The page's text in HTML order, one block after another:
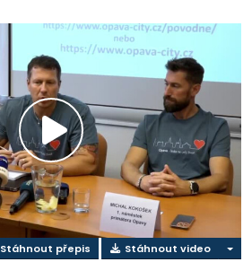
Přehrát
video
Stáhnout přepis Stáhnout video